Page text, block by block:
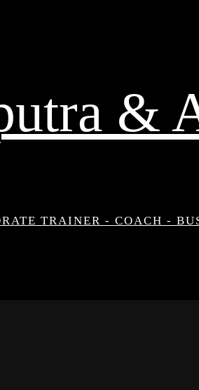
&
TRAINER - COACH -